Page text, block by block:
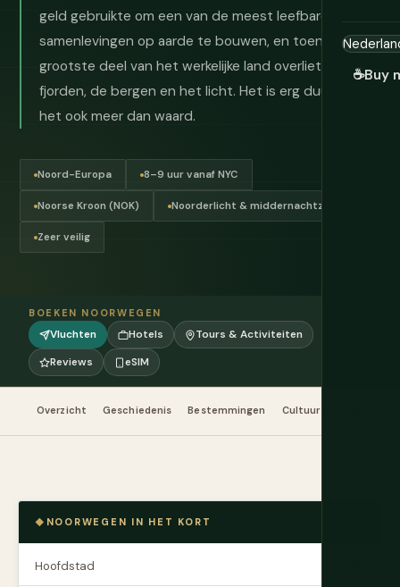
☕Buy
geld gebruikte om een van de meest leefbare
samenlevingen op aarde te bouwen, en toen het
grootste deel van het werkelijke land overliet aan de
fjorden, de bergen en het licht. Het is erg duur. Het is
het ook meer dan waard.
Noord-Europa 8–9 uur vanaf NYC
Noorse Kroon (NOK) Noorderlicht & middernachtzon
Zeer veilig
BOEKEN NOORWEGEN
Vluchten Hotels
Tours & Activiteiten
Reviews
eSIM
Overzicht Geschiedenis Bestemmingen Cultuur & Etiquette
NOORWEGEN IN HET KORT
Hoofdstad